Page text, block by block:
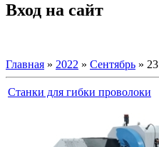
Вход на сайт
Главная » 2022 » Сентябрь » 23
Станки для гибки проволоки